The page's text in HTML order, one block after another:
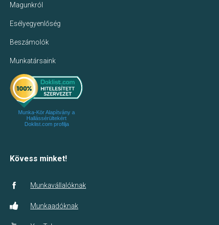
Magunkról
Esélyegyenlőség
Beszámolók
Munkatársaink
Munka-Kör Alapítvány a
Hallássérültekért
Doklist.com profilja
Kövess minket!
Munkavállalóknak
Munkaadóknak